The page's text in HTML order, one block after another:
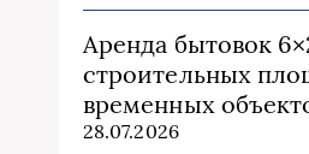
Аренда бытовок
строительных
временных
28.07.2026